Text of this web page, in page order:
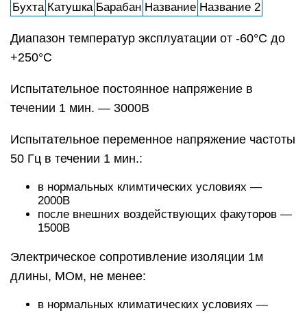
Бухта Катушка Барабан Название Название 2
Диапазон температур эксплуатации от -60°С до
+250°С
Испытательное постоянное напряжение в
течении 1 мин. — 3000В
Испытательное переменное напряжение частоты
50 Гц в течении 1 мин.:
в нормальных климтических условиях —
2000В
после внешних воздействующих факуторов —
1500В
Электрическое сопротивление изоляции 1м
длины, МОм, не менее:
в нормальных климатических условиях —